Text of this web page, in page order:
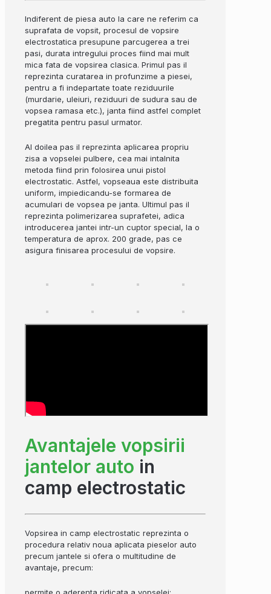
Indiferent de piesa auto la care ne referim ca
suprafata de vopsit, procesul de vopsire
electrostatica presupune parcugerea a trei
pasi, durata intregului proces fiind mai mult
mica fata de vopsirea clasica. Primul pas il
reprezinta curatarea in profunzime a piesei,
pentru a fi indepartate toate reziduurile
(murdarie, uleiuri, reziduuri de sudura sau de
vopsea ramasa etc.), janta fiind astfel complet
pregatita pentru pasul urmator.
Al doilea pas il reprezinta aplicarea propriu
zisa a vopselei pulbere, cea mai intalnita
metoda fiind prin folosirea unui pistol
electrostatic. Astfel, vopseaua este distribuita
uniform, impiedicandu-se formarea de
acumulari de vopsea pe janta. Ultimul pas il
reprezinta polimerizarea suprafetei, adica
introducerea jantei intr-un cuptor special, la o
temperatura de aprox. 200 grade, pas ce
asigura finisarea procesului de vopsire.
Avantajele vopsirii
jantelor auto in
camp electrostatic
Vopsirea in camp electrostatic reprezinta o
procedura relativ noua aplicata pieselor auto
precum jantele si ofera o multitudine de
avantaje, precum: